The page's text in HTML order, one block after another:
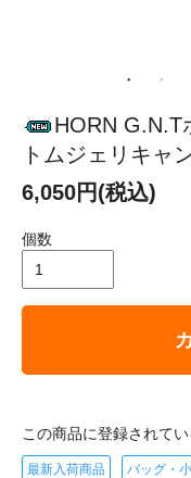
HORN G.N.T
トムジェリキ
6,050円(税込)
個数
この商品に登録されて
最新入荷商品 バッグ・